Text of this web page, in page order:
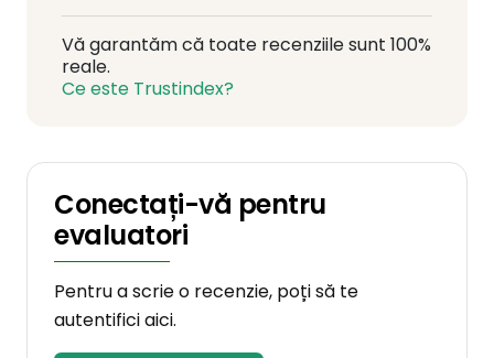
Vă garantăm că toate recenziile sunt 100%
reale.
Ce este Trustindex?
Conectați-vă pentru
evaluatori
Pentru a scrie o recenzie, poți să te
autentifici aici.